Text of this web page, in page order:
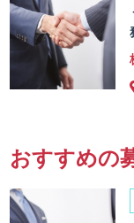
おすすめの